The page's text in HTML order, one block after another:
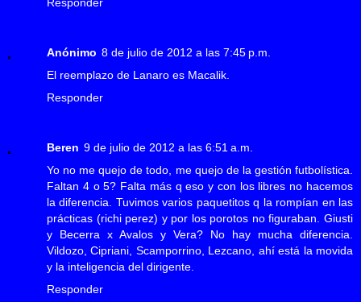
Responder
Anónimo 8 de julio de 2012 a las 7:45 p.m.
El reemplazo de Lanaro es Macalik.
Responder
Beren 9 de julio de 2012 a las 6:51 a.m.
Yo no me quejo de todo, me quejo de la gestión futbolística.
Faltan 4 o 5? Falta más q eso y con los libres no hacemos
la diferencia. Tuvimos varios paquetitos q la rompían en las
prácticas (richi perez) y por los porotos no figuraban. Giusti
y Becerra x Avalos y Vera? No hay mucha diferencia.
Vildozo, Cipriani, Scamporrino, Lezcano, ahí está la movida
y la inteligencia del dirigente.
Responder